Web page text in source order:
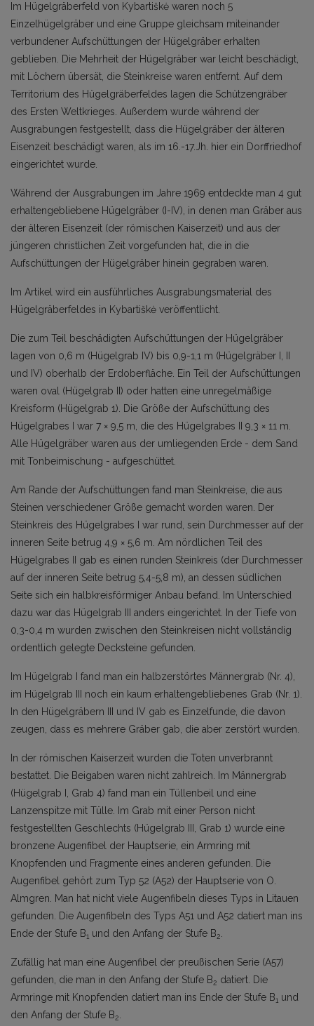
Im Hügelgräberfeld von Kybartiškė waren noch 5
Einzelhügelgräber und eine Gruppe gleichsam miteinander
verbundener Aufschüttungen der Hügelgräber erhalten
geblieben. Die Mehrheit der Hügelgräber war leicht beschädigt,
mit Löchern übersät, die Steinkreise waren entfernt. Auf dem
Territorium des Hügelgräberfeldes lagen die Schützengräber
des Ersten Weltkrieges. Außerdem wurde während der
Ausgrabungen festgestellt, dass die Hügelgräber der älteren
Eisenzeit beschädigt waren, als im 16.-17.Jh. hier ein Dorffriedhof
eingerichtet wurde.
Während der Ausgrabungen im Jahre 1969 entdeckte man 4 gut
erhaltengebliebene Hügelgräber (I-IV), in denen man Gräber aus
der älteren Eisenzeit (der römischen Kaiserzeit) und aus der
jüngeren christlichen Zeit vorgefunden hat, die in die
Aufschüttungen der Hügelgräber hinein gegraben waren.
Im Artikel wird ein ausführliches Ausgrabungsmaterial des
Hügelgräberfeldes in Kybartiškė veröffentlicht.
Die zum Teil beschädigten Aufschüttungen der Hügelgräber
lagen von 0,6 m (Hügelgrab IV) bis 0,9-1,1 m (Hügelgräber I, II
und IV) oberhalb der Erdoberfläche. Ein Teil der Aufschüttungen
waren oval (Hügelgrab II) oder hatten eine unregelmäßige
Kreisform (Hügelgrab 1). Die Größe der Aufschüttung des
Hügelgrabes I war 7 × 9,5 m, die des Hügelgrabes II 9,3 × 11 m.
Alle Hügelgräber waren aus der umliegenden Erde - dem Sand
mit Tonbeimischung - aufgeschüttet.
Am Rande der Aufschüttungen fand man Steinkreise, die aus
Steinen verschiedener Größe gemacht worden waren. Der
Steinkreis des Hügelgrabes I war rund, sein Durchmesser auf der
inneren Seite betrug 4,9 × 5,6 m. Am nördlichen Teil des
Hügelgrabes II gab es einen runden Steinkreis (der Durchmesser
auf der inneren Seite betrug 5,4-5,8 m), an dessen südlichen
Seite sich ein halbkreisförmiger Anbau befand. Im Unterschied
dazu war das Hügelgrab III anders eingerichtet. In der Tiefe von
0,3-0,4 m wurden zwischen den Steinkreisen nicht vollständig
ordentlich gelegte Decksteine gefunden.
Im Hügelgrab I fand man ein halbzerstörtes Männergrab (Nr. 4),
im Hügelgrab III noch ein kaum erhaltengebliebenes Grab (Nr. 1).
In den Hügelgräbern III und IV gab es Einzelfunde, die davon
zeugen, dass es mehrere Gräber gab, die aber zerstört wurden.
In der römischen Kaiserzeit wurden die Toten unverbrannt
bestattet. Die Beigaben waren nicht zahlreich. Im Männergrab
(Hügelgrab I, Grab 4) fand man ein Tüllenbeil und eine
Lanzenspitze mit Tülle. Im Grab mit einer Person nicht
festgestellten Geschlechts (Hügelgrab III, Grab 1) wurde eine
bronzene Augenfibel der Hauptserie, ein Armring mit
Knopfenden und Fragmente eines anderen gefunden. Die
Augenfibel gehört zum Typ 52 (A52) der Hauptserie von O.
Almgren. Man hat nicht viele Augenfibeln dieses Typs in Litauen
gefunden. Die Augenfibeln des Typs A51 und A52 datiert man ins
Ende der Stufe B1 und den Anfang der Stufe B2
Zufällig hat man eine Augenfibel der preußischen Serie (A57)
gefunden, die man in den Anfang der Stufe B2 datiert. Die
Armringe mit Knopfenden datiert man ins Ende der Stufe B1 und
den Anfang der Stufe B2